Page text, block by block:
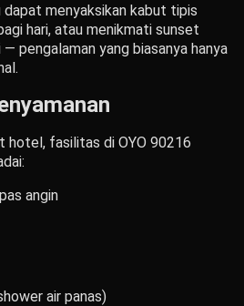
dapat menyaksikan kabut tipis
hari, atau menikmati sunset
pengalaman yang biasanya hanya
fasilitas di OYO 90216
angin
air panas)